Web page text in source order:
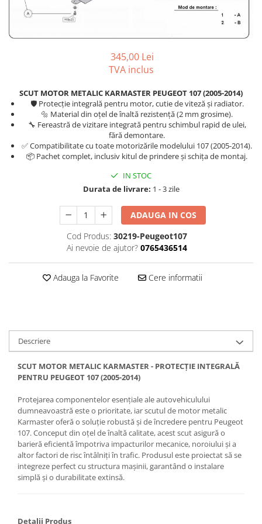
Carlige Dodge
Carlige Fiat
Carlige Ford
Carlige Hyundai
Carlige Jaecoo 5
Carlige Jaecoo 7
Carlige Jaecoo E5
Carlige Kia EV4
Carlige Kia EV5
Carlige Lada
Carlige Lancia
Carlige Land Rover
Carlige Lexus
Carlige MAN
Carlige Mazda
Carlige Mercedes
Carlige Mini
Covorase auto Kia
Covorase auto Land Rover
Covorase auto Lexus
Covorase auto Mitsubishi
Covorase auto Nissan
Covorase auto Peugeot
Covorase auto Porsche
Covorase auto Saab
Covorase auto Seat
Covorase auto Skoda
Covorase auto Subaru
Covorase auto Suzuki
Covorase auto Volvo
Scut motor EVO
Scut motor Isuzu
Scut motor Iveco
Scut motor Kia
Scut motor Land-Rover
Scut motor Leapmotor
Scut motor Lexus
Scut motor MAN
Scut motor Maxus
Scut motor MG
Scut motor Mitsubishi
Scut motor Opel
Scut motor Peugeot
Scut motor Porsche
Scut motor Renault
Scut motor SAAB
Scut motor Skoda
345,00 Lei
TVA inclus
SCUT MOTOR METALIC KARMASTER PEUGEOT 107 (2005-2014)
🛡️ Protecție integrală pentru motor, cutie de viteză și radiator.
🔩 Material din oțel de înaltă rezistență (2 mm grosime).
🔧 Fereastră de vizitare integrată pentru schimbul rapid de ulei,
fără demontare.
✅ Compatibilitate cu toate motorizările modelului 107 (2005-2014).
📦 Pachet complet, inclusiv kitul de prindere și schița de montaj.
IN STOC
Durata de livrare: 1 - 3 zile
ADAUGA IN COS
Cod Produs: 30219-Peugeot107
Ai nevoie de ajutor? 0765436514
Adauga la Favorite Cere informatii
Descriere
SCUT MOTOR METALIC KARMASTER - PROTECȚIE INTEGRALĂ
PENTRU PEUGEOT 107 (2005-2014)
Protejarea componentelor esențiale ale autovehiculului
dumneavoastră este o prioritate, iar scutul de motor metalic
Karmaster oferă o soluție robustă și de încredere pentru Peugeot
107. Conceput din oțel de înaltă calitate, acest scut asigură o
barieră eficientă împotriva impacturilor mecanice, noroiului și a
altor factori de risc întâlniți în trafic. Produsul este proiectat să se
integreze perfect cu structura mașinii, garantând o instalare
simplă și o durabilitate extinsă.
Detalii Produs